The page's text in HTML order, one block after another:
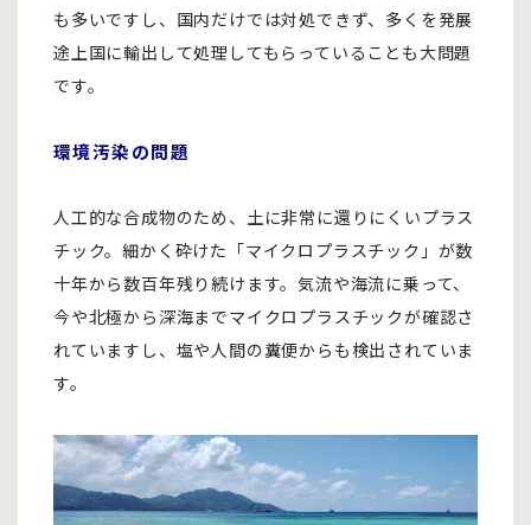
も多いですし、国内だけでは対処できず、多くを発展
途上国に輸出して処理してもらっていることも大問題
です。
環境汚染の問題
人工的な合成物のため、土に非常に還りにくいプラス
チック。細かく砕けた「マイクロプラスチック」が数
十年から数百年残り続けます。気流や海流に乗って、
今や北極から深海までマイクロプラスチックが確認さ
れていますし、塩や人間の糞便からも検出されていま
す。